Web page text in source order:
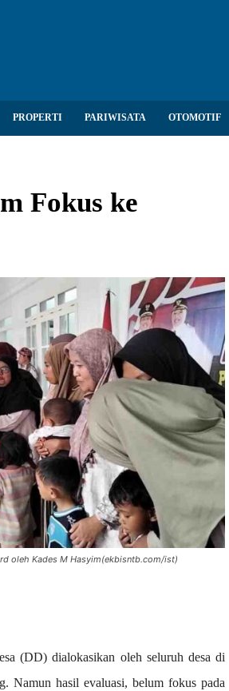
PROPERTI PARIWISATA OTOMOTIF
Fokus ke
oleh Kades M Hasyim(ekbisntb.com/ist)
(DD) dialokasikan oleh seluruh desa di
Namun hasil evaluasi, belum fokus pada